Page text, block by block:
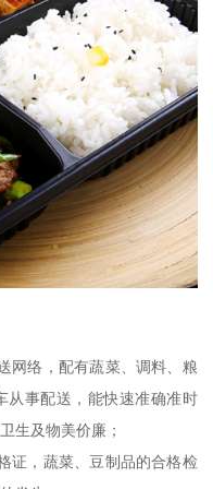
网络，配有蔬菜、调料、粮
从事配送，能快速准确准时
生及物美价廉；
证，蔬菜、豆制品的合格检